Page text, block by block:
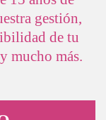
gestión,
de tu
mucho más.